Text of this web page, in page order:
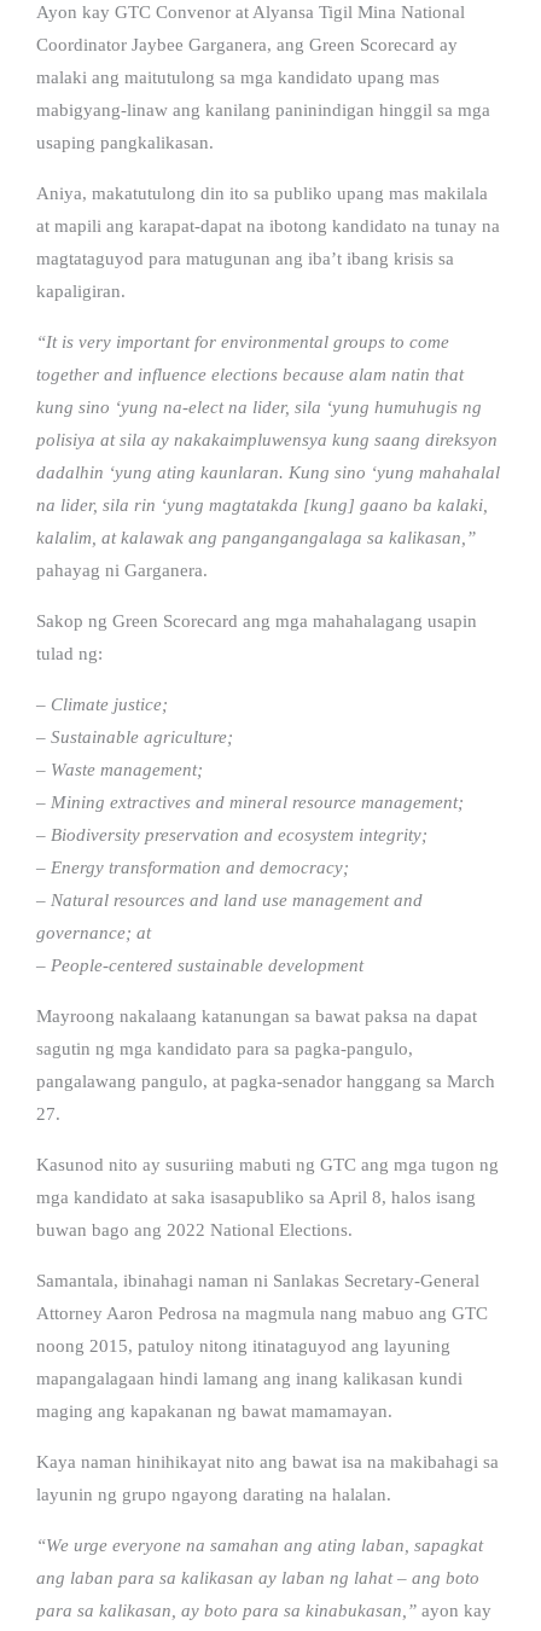
Ayon kay GTC Convenor at Alyansa Tigil Mina National
Coordinator Jaybee Garganera, ang Green Scorecard ay
malaki ang maitutulong sa mga kandidato upang mas
mabigyang-linaw ang kanilang paninindigan hinggil sa mga
usaping pangkalikasan.
Aniya, makatutulong din ito sa publiko upang mas makilala
at mapili ang karapat-dapat na ibotong kandidato na tunay na
magtataguyod para matugunan ang iba’t ibang krisis sa
kapaligiran.
“It is very important for environmental groups to come
together and influence elections because alam natin that
kung sino ‘yung na-elect na lider, sila ‘yung humuhugis ng
polisiya at sila ay nakakaimpluwensya kung saang direksyon
dadalhin ‘yung ating kaunlaran. Kung sino ‘yung mahahalal
na lider, sila rin ‘yung magtatakda [kung] gaano ba kalaki,
kalalim, at kalawak ang pangangangalaga sa kalikasan,”
pahayag ni Garganera.
Sakop ng Green Scorecard ang mga mahahalagang usapin
tulad ng:
– Climate justice;
– Sustainable agriculture;
– Waste management;
– Mining extractives and mineral resource management;
– Biodiversity preservation and ecosystem integrity;
– Energy transformation and democracy;
– Natural resources and land use management and
governance; at
– People-centered sustainable development
Mayroong nakalaang katanungan sa bawat paksa na dapat
sagutin ng mga kandidato para sa pagka-pangulo,
pangalawang pangulo, at pagka-senador hanggang sa March
27.
Kasunod nito ay susuriing mabuti ng GTC ang mga tugon ng
mga kandidato at saka isasapubliko sa April 8, halos isang
buwan bago ang 2022 National Elections.
Samantala, ibinahagi naman ni Sanlakas Secretary-General
Attorney Aaron Pedrosa na magmula nang mabuo ang GTC
noong 2015, patuloy nitong itinataguyod ang layuning
mapangalagaan hindi lamang ang inang kalikasan kundi
maging ang kapakanan ng bawat mamamayan.
Kaya naman hinihikayat nito ang bawat isa na makibahagi sa
layunin ng grupo ngayong darating na halalan.
“We urge everyone na samahan ang ating laban, sapagkat
ang laban para sa kalikasan ay laban ng lahat – ang boto
para sa kalikasan, ay boto para sa kinabukasan,” ayon kay